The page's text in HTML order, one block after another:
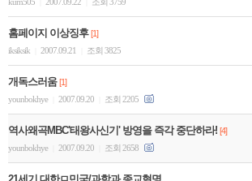
홈페이지 이상징후 [1]
iksiksik
2007.09.21 조회 3825
개독스러움 [1]
younbokhye
2007.09.20 조회 2205
역사왜곡MBC'태왕사신기' 방영을 즉각 중단하라! [4]
younbokhye
2007.09.20 조회 2658